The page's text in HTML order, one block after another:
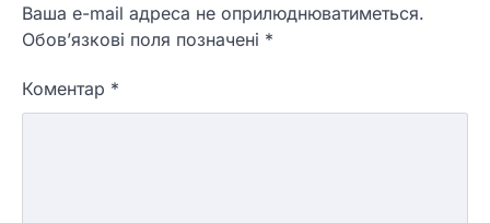
Ваша e-mail адреса не оприлюднюватиметься.
Обов’язкові поля позначені *
Коментар *